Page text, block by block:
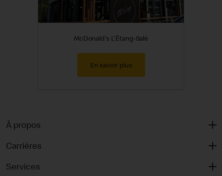
McDonald's L'Étang-Salé
En savoir plus
À propos
Carrières
Services